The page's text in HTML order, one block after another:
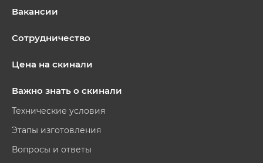
Вакансии
Сотрудничество
Цена на скинали
Важно знать о скинали
Технические условия
Этапы изготовления
Вопросы и ответы